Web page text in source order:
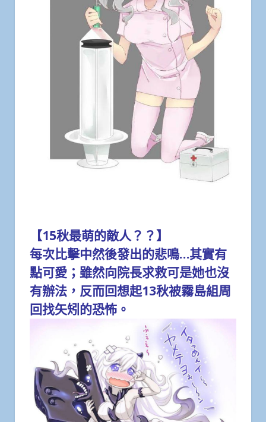
【15秋最萌的敵人？？】
每次比擊中然後發出的悲鳴…其實有
點可愛；雖然向院長求救可是她也沒
有辦法，反而回想起13秋被霧島組周
回找矢矧的恐怖。